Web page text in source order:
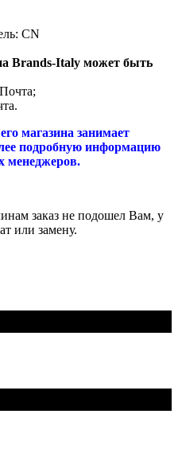
CN
Brands-Italy может быть
магазина занимает
подробную информацию
менеджеров.
заказ не подошел Вам, у
или замену.